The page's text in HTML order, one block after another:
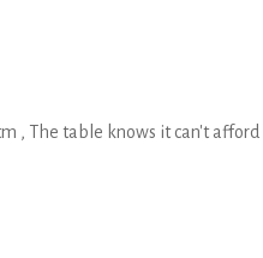
, The table knows it can't afford